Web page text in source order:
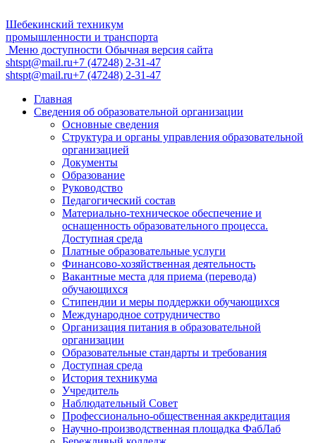
Шебекинский техникум
промышленности и транспорта
Меню доступности Обычная версия сайта
shtspt@mail.ru+7 (47248) 2-31-47
shtspt@mail.ru+7 (47248) 2-31-47
Главная
Сведения об образовательной организации
Основные сведения
Структура и органы управления образовательной
организацией
Документы
Образование
Руководство
Педагогический состав
Материально-техническое обеспечение и
оснащенность образовательного процесса.
Доступная среда
Платные образовательные услуги
Финансово-хозяйственная деятельность
Вакантные места для приема (перевода)
обучающихся
Стипендии и меры поддержки обучающихся
Международное сотрудничество
Организация питания в образовательной
организации
Образовательные стандарты и требования
Доступная среда
История техникума
Учредитель
Наблюдательный Совет
Профессионально-общественная аккредитация
Научно-производственная площадка ФабЛаб